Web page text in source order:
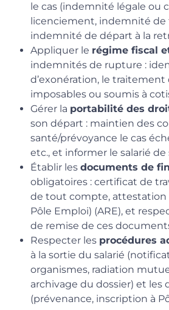
le cas (indemnité légale ou
licenciement, indemnité de
indemnité de départ à la
Appliquer le régime fiscal
indemnités de rupture :
d’exonération, le
imposables ou soumis à
Gérer la portabilité des
son départ : maintien des
santé/prévoyance le cas
etc., et informer le salarié de
Établir les documents de
obligatoires : certificat de
de tout compte, attestation
Pôle Emploi) (ARE), et
de remise de ces
Respecter les procédures
à la sortie du salarié
organismes, radiation
archivage du dossier) et les
(prévenance, inscription à